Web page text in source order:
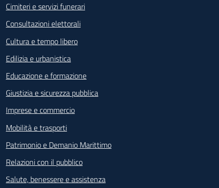
Cimiteri e servizi funerari
Consultazioni elettorali
Cultura e tempo libero
Edilizia e urbanistica
Educazione e formazione
Giustizia e sicurezza pubblica
Imprese e commercio
Mobilità e trasporti
Patrimonio e Demanio Marittimo
Relazioni con il pubblico
Salute, benessere e assistenza